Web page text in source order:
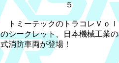
５
トミーテックのトラコレＶｏ
のシークレット、日本機械工業
式消防車両が登場！